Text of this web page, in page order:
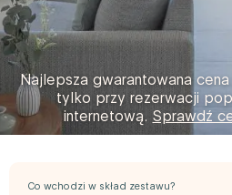
Najlepsza gwarantowana
tylko przy rezerwacji
internetową. Sprawdź
Co wchodzi w skład zestawu?